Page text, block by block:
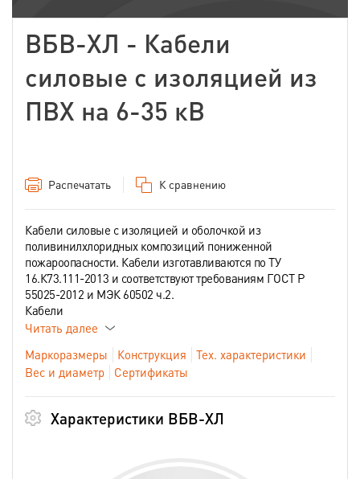
ВБВ-ХЛ - Кабели
силовые с изоляцией из
ПВХ на 6-35 кВ
Распечатать К сравнению
Кабели силовые с изоляцией и оболочкой из
поливинилхлоридных композиций пониженной
пожароопасности. Кабели изготавливаются по ТУ
16.К73.111-2013 и соответствуют требованиям ГОСТ Р
55025-2012 и МЭК 60502 ч.2.
Кабели
Читать далее
Маркоразмеры
Конструкция
Тех. характеристики
Вес и диаметр
Сертификаты
Характеристики ВБВ-ХЛ